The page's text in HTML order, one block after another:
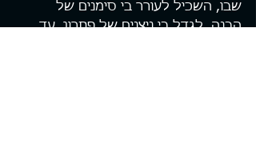
שבו, השכיל לעורר בי סימנים של
הבנה, לגדל בי ניצנים של פתרון. עד